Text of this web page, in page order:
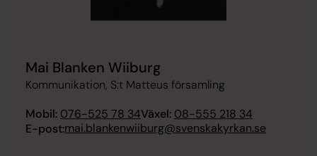
Mai Blanken Wiiburg
Kommunikation, S:t Matteus församling
Mobil: 076-525 78 34Växel: 08-555 218 34
E-post:mai.blankenwiiburg@svenskakyrkan.se